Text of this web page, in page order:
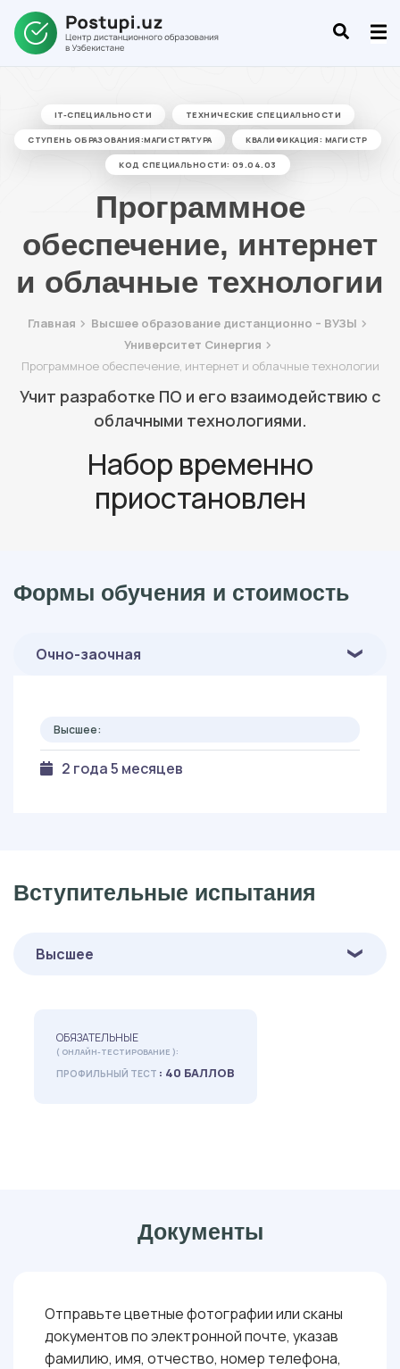
IT-СПЕЦИАЛЬНОСТИ ТЕХНИЧЕСКИЕ СПЕЦИАЛЬНОСТИ
СТУПЕНЬ ОБРАЗОВАНИЯ:МАГИСТРАТУРА КВАЛИФИКАЦИЯ: МАГИСТР
КОД СПЕЦИАЛЬНОСТИ: 09.04.03
Программное
обеспечение, интернет
и облачные технологии
Главная
Высшее образование дистанционно – ВУЗЫ
Университет Синергия
Программное обеспечение, интернет и облачные технологии
Учит разработке ПО и его взаимодействию с
облачными технологиями.
Набор временно
приостановлен
Формы обучения и стоимость
Очно-заочная
Высшее:
2 года 5 месяцев
Вступительные испытания
Высшее
ОБЯЗАТЕЛЬНЫЕ
( ОНЛАЙН-ТЕСТИРОВАНИЕ ):
ПРОФИЛЬНЫЙ ТЕСТ : 40 БАЛЛОВ
Документы
Отправьте цветные фотографии или сканы
документов по электронной почте, указав
фамилию, имя, отчество, номер телефона,